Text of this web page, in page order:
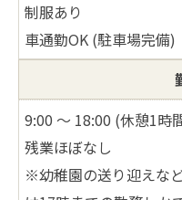
制服あり
車通勤OK (駐車場完備)
9:00 ～ 18:00 (休憩1時
残業ほぼなし
※幼稚園の送り迎えな